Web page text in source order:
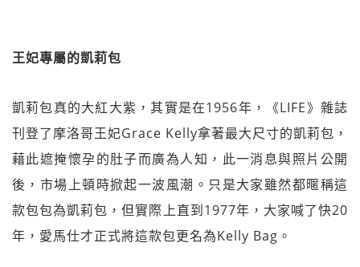
王妃專屬的凱莉包
凱莉包真的大紅大紫，其實是在1956年，《LIFE》雜誌
刊登了摩洛哥王妃Grace Kelly拿著最大尺寸的凱莉包，
藉此遮掩懷孕的肚子而廣為人知，此一消息與照片公開
後，市場上頓時掀起一波風潮。只是大家雖然都暱稱這
款包包為凱莉包，但實際上直到1977年，大家喊了快20
年，愛馬仕才正式將這款包更名為Kelly Bag。